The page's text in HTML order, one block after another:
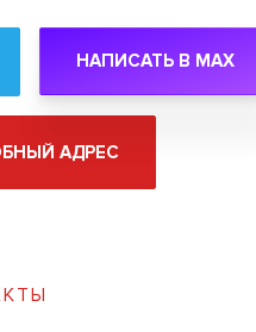
НАПИСАТЬ В MAX
АДРЕС